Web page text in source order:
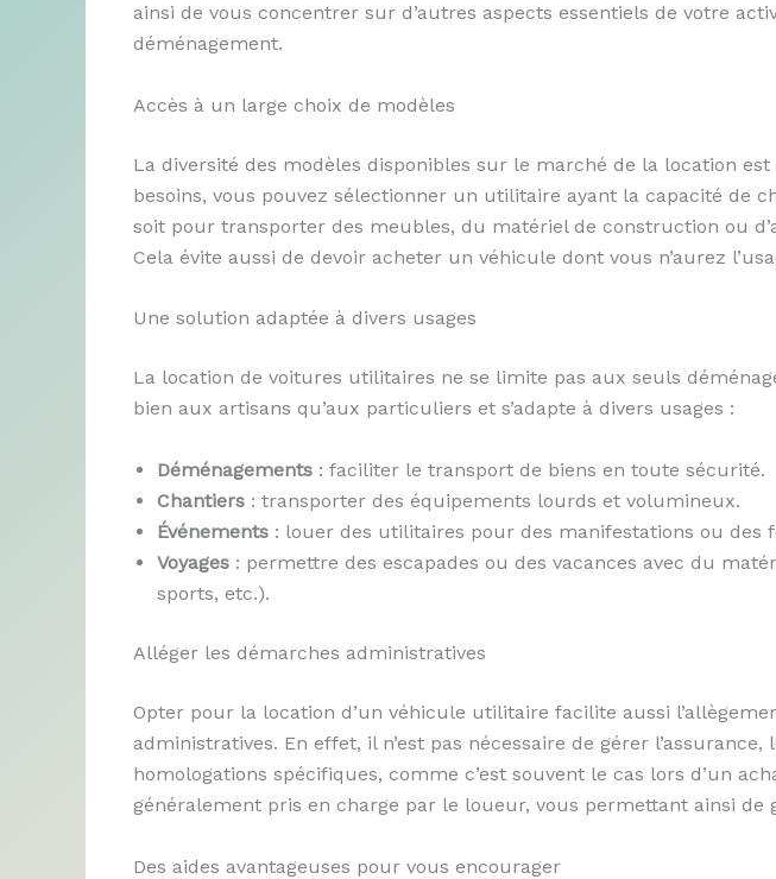
ainsi de vous concentrer sur d’autres aspects essentiels de votre
déménagement.
Accès à un large choix de modèles
La diversité des modèles disponibles sur le marché de la location
besoins, vous pouvez sélectionner un utilitaire ayant la capacité de
soit pour transporter des meubles, du matériel de construction ou
Cela évite aussi de devoir acheter un véhicule dont vous n’aurez
Une solution adaptée à divers usages
La location de voitures utilitaires ne se limite pas aux seuls
bien aux artisans qu’aux particuliers et s’adapte à divers usages :
Déménagements : faciliter le transport de biens en toute sécurité.
Chantiers : transporter des équipements lourds et volumineux.
Événements : louer des utilitaires pour des manifestations ou des
Voyages : permettre des escapades ou des vacances avec du
sports, etc.).
Alléger les démarches administratives
Opter pour la location d’un véhicule utilitaire facilite aussi
administratives. En effet, il n’est pas nécessaire de gérer
homologations spécifiques, comme c’est souvent le cas lors d’un
généralement pris en charge par le loueur, vous permettant ainsi de
Des aides avantageuses pour vous encourager